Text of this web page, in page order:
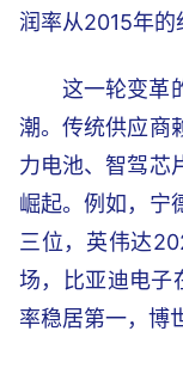
润率从2015年的
这一轮变革
潮。传统供应商
力电池、智驾芯
崛起。例如，宁
三位，英伟达
场，比亚迪电子
率稳居第一，博